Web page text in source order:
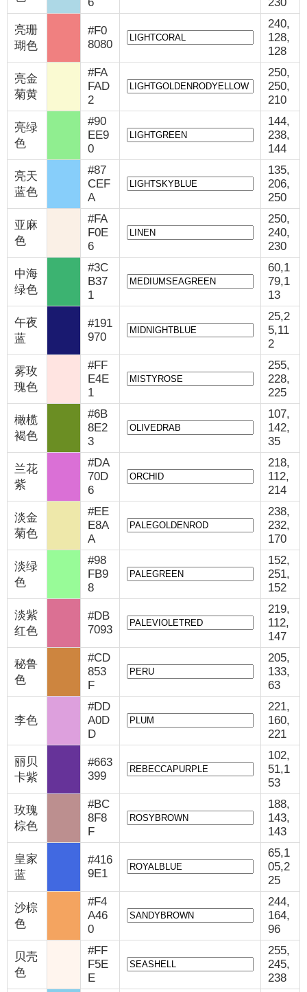
亮珊
瑚色
#F0
8080
240,
128,
128
亮金
菊黄
#FA
FAD
2
250,
250,
210
亮绿
色
#90
EE9
0
144,
238,
144
亮天
蓝色
#87
CEF
A
135,
206,
250
亚麻
色
#FA
F0E
6
250,
240,
230
中海
绿色
#3C
B37
1
60,1
79,1
13
午夜
蓝
#191
970
25,2
5,11
2
雾玫
瑰色
#FF
E4E
1
255,
228,
225
橄榄
褐色
#6B
8E2
3
107,
142,
35
兰花
紫
#DA
70D
6
218,
112,
214
淡金
菊色
#EE
E8A
A
238,
232,
170
淡绿
色
#98
FB9
8
152,
251,
152
淡紫
红色
#DB
7093
219,
112,
147
秘鲁
色
#CD
853
F
205,
133,
63
李色
#DD
A0D
D
221,
160,
221
丽贝
卡紫
#663
399
102,
51,1
53
玫瑰
棕色
#BC
8F8
F
188,
143,
143
皇家
蓝
#416
9E1
65,1
05,2
25
沙棕
色
#F4
A46
0
244,
164,
96
贝壳
色
#FF
F5E
E
255,
245,
238